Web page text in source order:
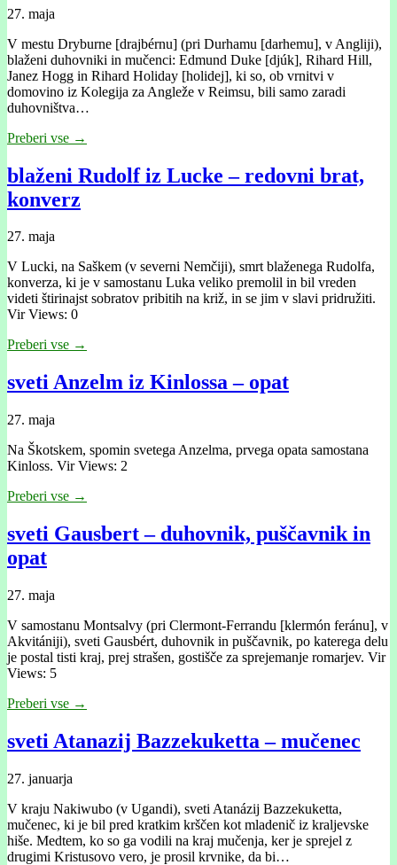
27. maja
V mestu Dryburne [drajbérnu] (pri Durhamu [darhemu], v Angliji),
blaženi duhovniki in mučenci: Edmund Duke [djúk], Rihard Hill,
Janez Hogg in Rihard Holiday [holidej], ki so, ob vrnitvi v
domovino iz Kolegija za Angleže v Reimsu, bili samo zaradi
duhovništva…
Preberi vse →
blaženi Rudolf iz Lucke – redovni brat,
konverz
27. maja
V Lucki, na Saškem (v severni Nemčiji), smrt blaženega Rudolfa,
konverza, ki je v samostanu Luka veliko premolil in bil vreden
videti štirinajst sobratov pribitih na križ, in se jim v slavi pridružiti.
Vir Views: 0
Preberi vse →
sveti Anzelm iz Kinlossa – opat
27. maja
Na Škotskem, spomin svetega Anzelma, prvega opata samostana
Kinloss. Vir Views: 2
Preberi vse →
sveti Gausbert – duhovnik, puščavnik in
opat
27. maja
V samostanu Montsalvy (pri Clermont-Ferrandu [klermón feránu], v
Akvitániji), sveti Gausbért, duhovnik in puščavnik, po katerega delu
je postal tisti kraj, prej strašen, gostišče za sprejemanje romarjev. Vir
Views: 5
Preberi vse →
sveti Atanazij Bazzekuketta – mučenec
27. januarja
V kraju Nakiwubo (v Ugandi), sveti Atanázij Bazzekuketta,
mučenec, ki je bil pred kratkim krščen kot mladenič iz kraljevske
hiše. Medtem, ko so ga vodili na kraj mučenja, ker je sprejel z
drugimi Kristusovo vero, je prosil krvnike, da bi…